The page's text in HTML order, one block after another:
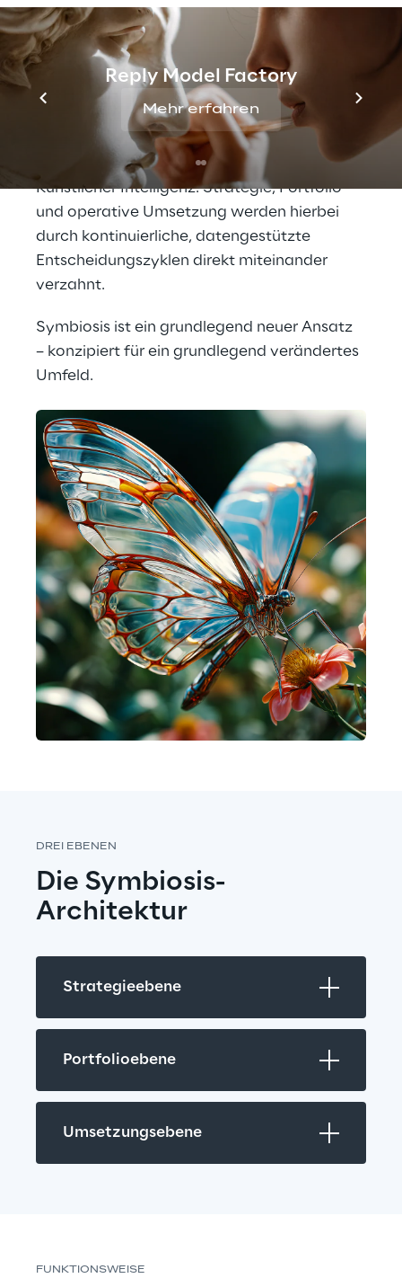
Reply Model Factory
Mehr erfahren
Symbiosis ist ein ganzheitliches
Betriebsmodell, das gezielt für die
Anforderungen der KI-gestützten
Umsetzung entwickelt wurde. Es ersetzt die
klassische teambasierte Koordination durch
kompakte Einheiten aus Mensch und
Künstlicher Intelligenz. Strategie, Portfolio
und operative Umsetzung werden hierbei
durch kontinuierliche, datengestützte
Entscheidungszyklen direkt miteinander
verzahnt.
Symbiosis ist ein grundlegend neuer Ansatz
– konzipiert für ein grundlegend verändertes
Umfeld.
DREI EBENEN
Die Symbiosis-
Architektur
Strategieebene
Portfolioebene
Umsetzungsebene
FUNKTIONSWEISE